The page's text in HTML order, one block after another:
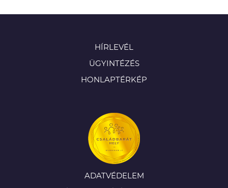
HÍRLEVÉL
ÜGYINTÉZÉS
HONLAPTÉRKÉP
ADATVÉDELEM